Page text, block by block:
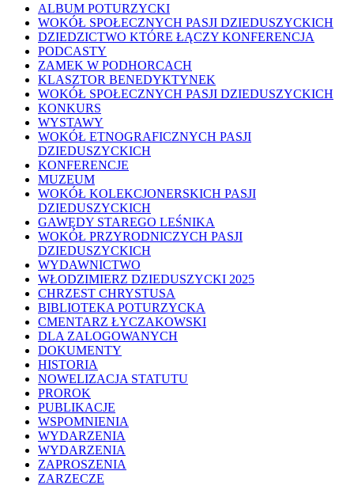
ALBUM POTURZYCKI
WOKÓŁ SPOŁECZNYCH PASJI DZIEDUSZYCKICH
DZIEDZICTWO KTÓRE ŁĄCZY KONFERENCJA
PODCASTY
ZAMEK W PODHORCACH
KLASZTOR BENEDYKTYNEK
WOKÓŁ SPOŁECZNYCH PASJI DZIEDUSZYCKICH
KONKURS
WYSTAWY
WOKÓŁ ETNOGRAFICZNYCH PASJI
DZIEDUSZYCKICH
KONFERENCJE
MUZEUM
WOKÓŁ KOLEKCJONERSKICH PASJI
DZIEDUSZYCKICH
GAWĘDY STAREGO LEŚNIKA
WOKÓŁ PRZYRODNICZYCH PASJI
DZIEDUSZYCKICH
WYDAWNICTWO
WŁODZIMIERZ DZIEDUSZYCKI 2025
CHRZEST CHRYSTUSA
BIBLIOTEKA POTURZYCKA
CMENTARZ ŁYCZAKOWSKI
DLA ZALOGOWANYCH
DOKUMENTY
HISTORIA
NOWELIZACJA STATUTU
PROROK
PUBLIKACJE
WSPOMNIENIA
WYDARZENIA
WYDARZENIA
ZAPROSZENIA
ZARZECZE